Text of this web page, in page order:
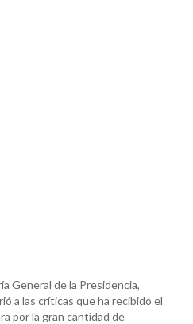
General de la Presidencia,
a las críticas que ha recibido el
por la gran cantidad de